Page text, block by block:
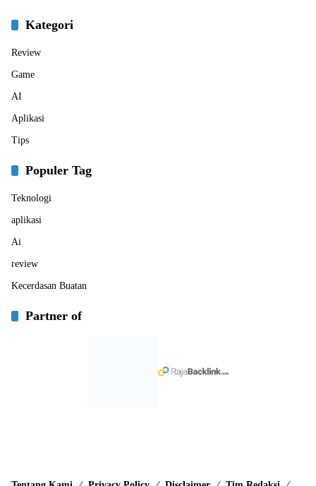
Kategori
Review
Game
AI
Aplikasi
Tips
Populer Tag
Teknologi
aplikasi
Ai
review
Kecerdasan Buatan
Partner of